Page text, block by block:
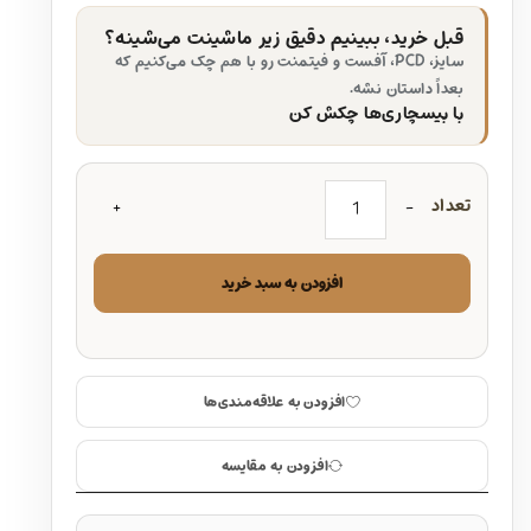
قبل خرید، ببینیم دقیق زیر ماشینت می‌شینه؟
سایز، PCD، آفست و فیتمنت رو با هم چک می‌کنیم که
بعداً داستان نشه.
با بیسچاری‌ها چکش کن
تعداد
افزودن به سبد خرید
افزودن به علاقه‌مندی‌ها
افزودن به مقایسه